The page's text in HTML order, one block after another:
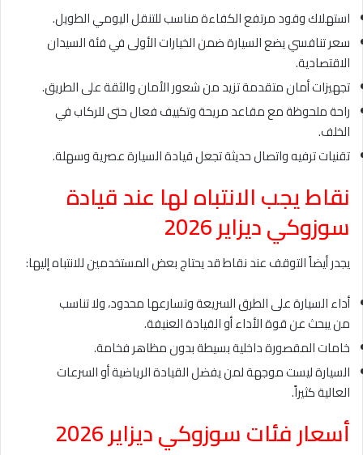
استهلاك وقود مرتفع الكفاءة مناسب للتنقل اليومي الطويل.
سعر تنافسي يضع السيارة ضمن الخيارات الأولى في فئة السيدان
الاقتصادية.
تجهيزات أمان متقدمة تزيد من شعور الأمان والثقة على الطريق.
راحة ملحوظة مع مقاعد مريحة وتكييف فعال حتى للركاب في
الخلف.
تقنيات ترفيه واتصال حديثة تجعل قيادة السيارة عصرية وسهلة.
نقاط يجب الانتباه لها عند قيادة
سوزوكي ديزاير 2026
يجدر أيضاً التوقف عند نقاط قد يحتاج بعض المستخدمين للانتباه إليها:
أداء السيارة على الطرق السريعة وتسارعها محدود، ولا تناسب
من يبحث عن قوة الأداء أو القيادة العنيفة.
خامات المقصورة داخلية بسيطة بدون مظاهر فخامة.
السيارة ليست موجهة لمن يفضل القيادة الرياضية أو السرعات
العالية كثيراً.
أسعار فئات سوزوكي ديزاير 2026